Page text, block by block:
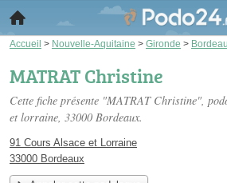
Accueil > Nouvelle-Aquitaine > Gironde >
MATRAT Christine
Cette fiche présente "MATRAT Christine",
et lorraine, 33000 Bordeaux.
91 Cours Alsace et Lorraine
33000 Bordeaux